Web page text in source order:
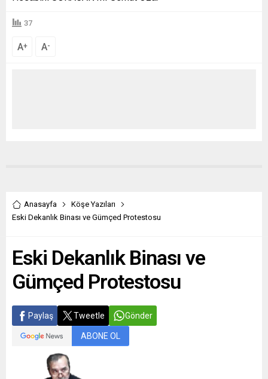
37
A+ A-
Anasayfa
Köşe Yazıları
Eski Dekanlık Binası ve Gümçed Protestosu
Eski Dekanlık Binası ve
Gümçed Protestosu
Paylaş Tweetle Gönder
ABONE OL